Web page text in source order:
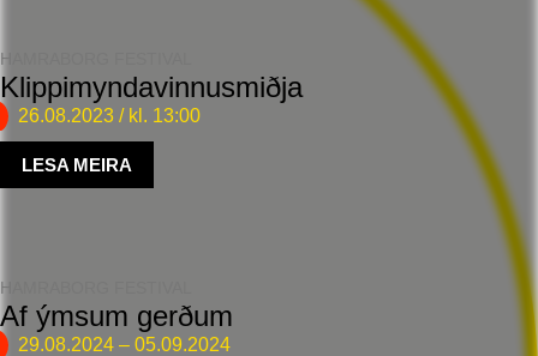
HAMRABORG FESTIVAL
Klippimyndavinnusmiðja
26.08.2023 / kl. 13:00
LESA MEIRA
HAMRABORG FESTIVAL
Af ýmsum gerðum
29.08.2024 – 05.09.2024